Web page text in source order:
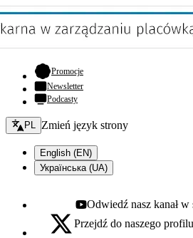
Promocje- otwiera się w nowej karcie
Newsletter
Podcasty
Zmień język - bieżący:
PL Zmień język strony
English (EN)
Українська (UA)
Youtube - otwiera się w nowej
Odwiedź nasz kanał
X - otwiera się w nowej karcie
Przejdź do naszego